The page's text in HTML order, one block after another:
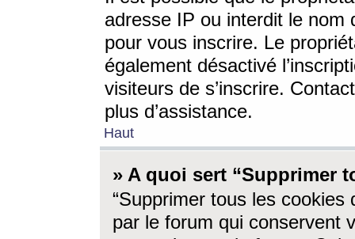
adresse IP ou interdit le nom
pour vous inscrire. Le
également désactivé
visiteurs de s’inscrire.
plus d’assistance.
Haut
» A quoi sert “Supprimer
“Supprimer tous les cookies
par le forum qui conservent